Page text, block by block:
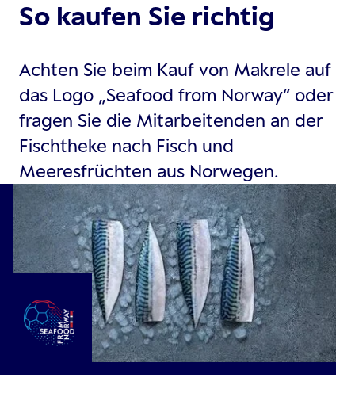
So kaufen Sie richtig
Achten Sie beim Kauf von Makrele auf
das Logo „Seafood from Norway“ oder
fragen Sie die Mitarbeitenden an der
Fischtheke nach Fisch und
Meeresfrüchten aus Norwegen.